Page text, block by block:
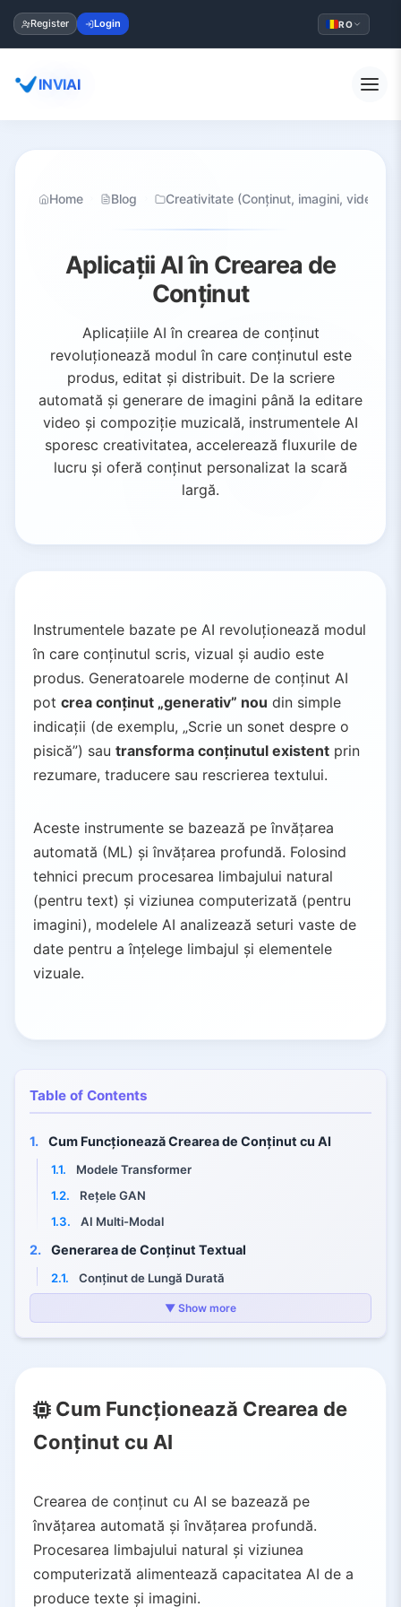
Register Login RO
INVIAI
Home Blog Creativitate (Conținut, imagini, video,
Aplicații AI în Crearea de
Conținut
Aplicațiile AI în crearea de conținut
revoluționează modul în care conținutul este
produs, editat și distribuit. De la scriere
automată și generare de imagini până la editare
video și compoziție muzicală, instrumentele AI
sporesc creativitatea, accelerează fluxurile de
lucru și oferă conținut personalizat la scară
largă.
Instrumentele bazate pe AI revoluționează modul
în care conținutul scris, vizual și audio este
produs. Generatoarele moderne de conținut AI
pot crea conținut „generativ” nou din simple
indicații (de exemplu, „Scrie un sonet despre o
pisică”) sau transforma conținutul existent prin
rezumare, traducere sau rescrierea textului.
Aceste instrumente se bazează pe învățarea
automată (ML) și învățarea profundă. Folosind
tehnici precum procesarea limbajului natural
(pentru text) și viziunea computerizată (pentru
imagini), modelele AI analizează seturi vaste de
date pentru a înțelege limbajul și elementele
vizuale.
Table of Contents
1. Cum Funcționează Crearea de Conținut cu AI
1.1.
Modele Transformer
1.2.
Rețele GAN
1.3.
AI Multi-Modal
2. Generarea de Conținut Textual
2.1.
Conținut de Lungă Durată
Texte de Marketing
3.3. Producție Video
4. Audio și Muzică
4.2.
Generare Vocală AI
5. Cazuri Comune de Utilizare în Industrie
5.1. Marketing de Conținut & SEO
5.2.
Aplicații E-commerce
5.3.
Serviciu Clienți
▼ Show more
Cum Funcționează Crearea de
Conținut cu AI
Crearea de conținut cu AI se bazează pe
învățarea automată și învățarea profundă.
Procesarea limbajului natural și viziunea
computerizată alimentează capacitatea AI de a
produce texte și imagini.